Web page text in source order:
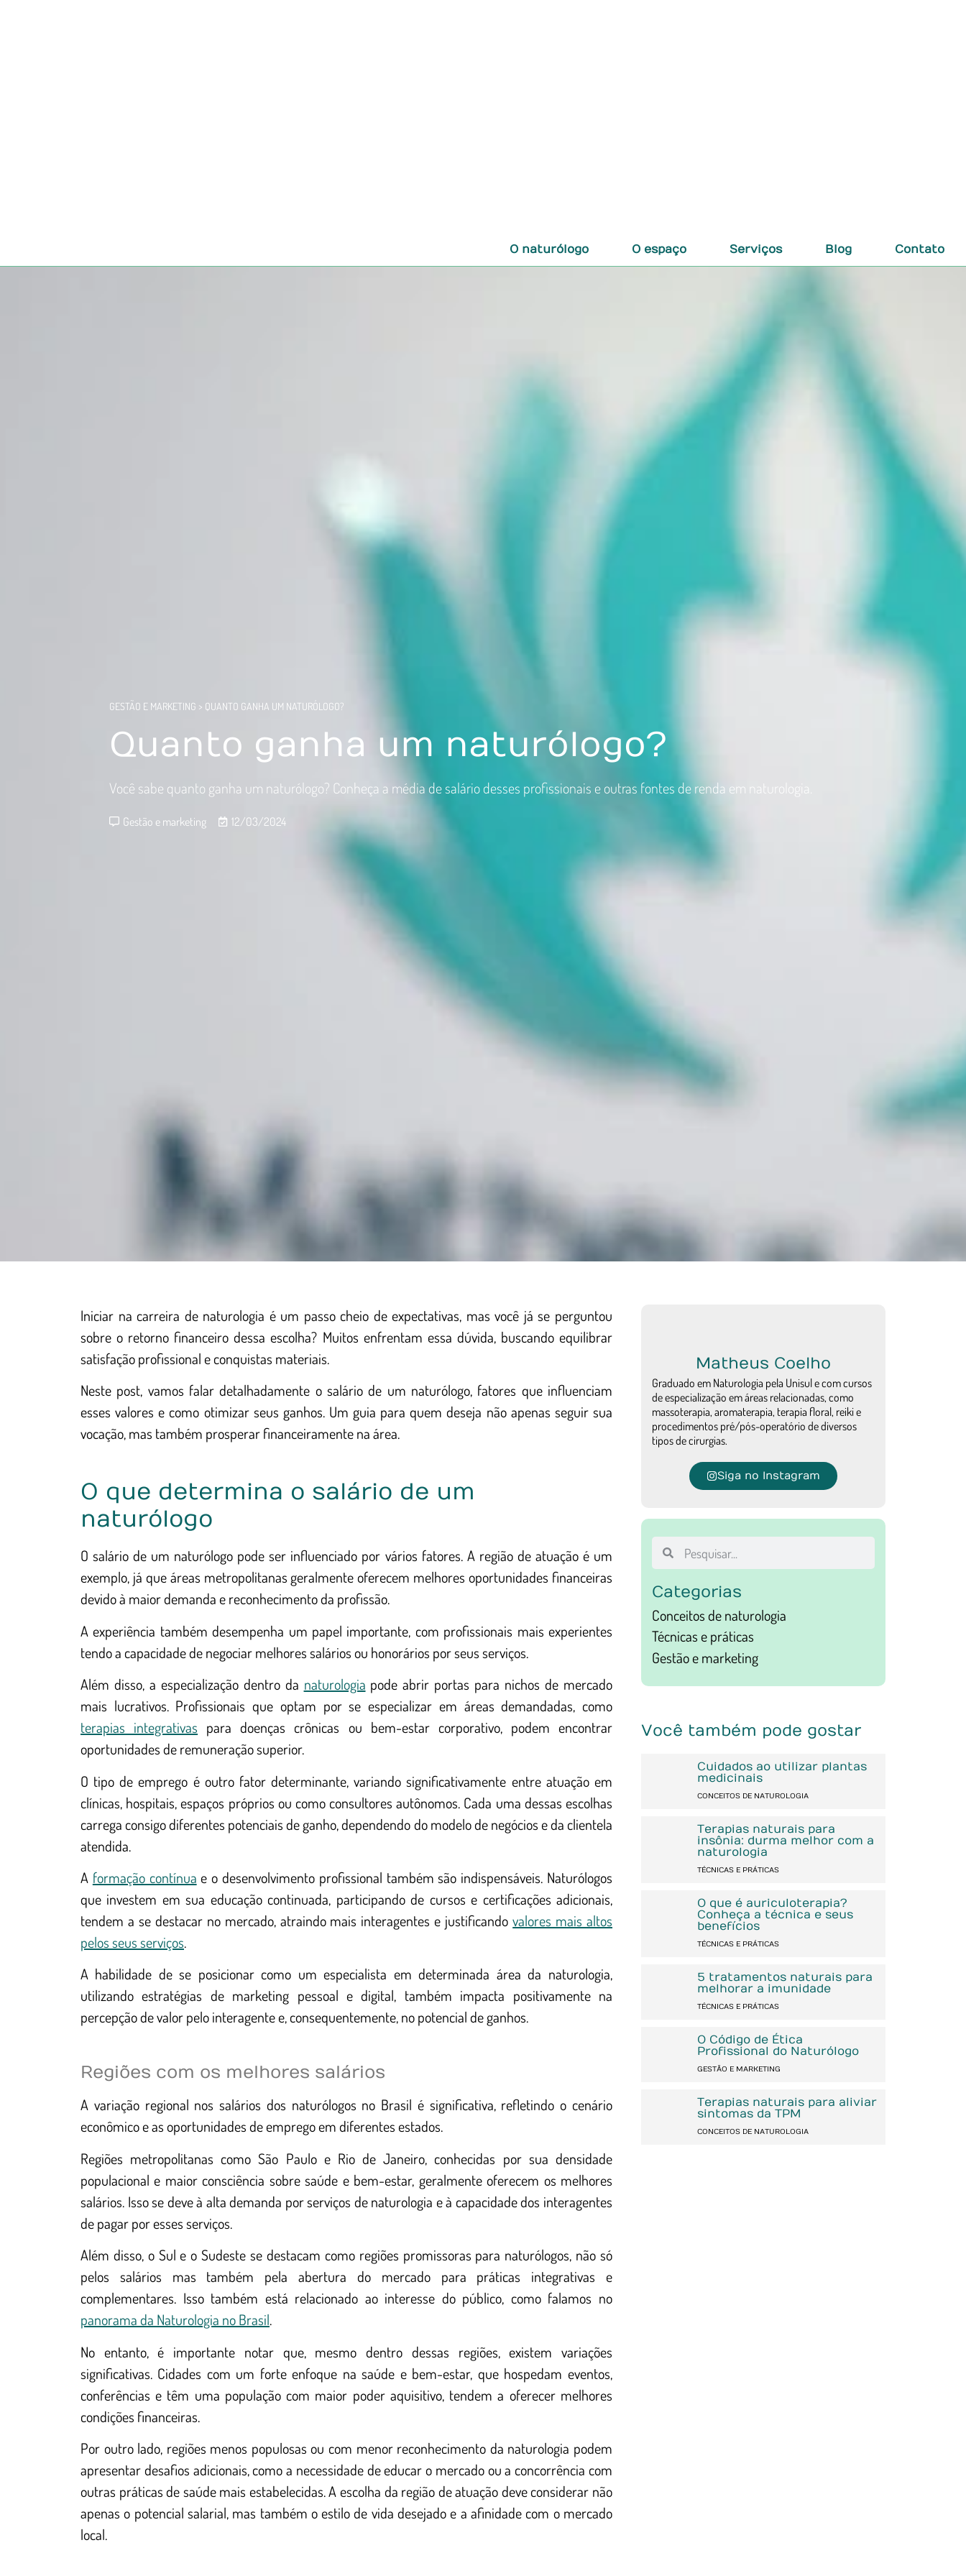
O naturólogo O espaço Serviços Blog Contato
GESTÃO E MARKETING > QUANTO GANHA UM NATURÓLOGO?
Quanto ganha um naturólogo?
Você sabe quanto ganha um naturólogo? Conheça a média de salário desses profissionais e outras fontes de renda em naturologia.
Gestão e marketing 12/03/2024
Iniciar na carreira de naturologia é um passo cheio de expectativas, mas você já se perguntou
sobre o retorno financeiro dessa escolha? Muitos enfrentam essa dúvida, buscando equilibrar
satisfação profissional e conquistas materiais.
Neste post, vamos falar detalhadamente o salário de um naturólogo, fatores que influenciam
esses valores e como otimizar seus ganhos. Um guia para quem deseja não apenas seguir sua
vocação, mas também prosperar financeiramente na área.
O que determina o salário de um
naturólogo
O salário de um naturólogo pode ser influenciado por vários fatores. A região de atuação é um
exemplo, já que áreas metropolitanas geralmente oferecem melhores oportunidades financeiras
devido à maior demanda e reconhecimento da profissão.
A experiência também desempenha um papel importante, com profissionais mais experientes
tendo a capacidade de negociar melhores salários ou honorários por seus serviços.
Além disso, a especialização dentro da naturologia pode abrir portas para nichos de mercado
mais lucrativos. Profissionais que optam por se especializar em áreas demandadas, como
terapias integrativas para doenças crônicas ou bem-estar corporativo, podem encontrar
oportunidades de remuneração superior.
O tipo de emprego é outro fator determinante, variando significativamente entre atuação em
clínicas, hospitais, espaços próprios ou como consultores autônomos. Cada uma dessas escolhas
carrega consigo diferentes potenciais de ganho, dependendo do modelo de negócios e da clientela
atendida.
A formação contínua e o desenvolvimento profissional também são indispensáveis. Naturólogos
que investem em sua educação continuada, participando de cursos e certificações adicionais,
tendem a se destacar no mercado, atraindo mais interagentes e justificandovalores mais altos
pelos seus serviços.
A habilidade de se posicionar como um especialista em determinada área da naturologia,
utilizando estratégias de marketing pessoal e digital, também impacta positivamente na
percepção de valor pelo interagente e, consequentemente, no potencial de ganhos.
Regiões com os melhores salários
A variação regional nos salários dos naturólogos no Brasil é significativa, refletindo o cenário
econômico e as oportunidades de emprego em diferentes estados.
Regiões metropolitanas como São Paulo e Rio de Janeiro, conhecidas por sua densidade
populacional e maior consciência sobre saúde e bem-estar, geralmente oferecem os melhores
salários. Isso se deve à alta demanda por serviços de naturologia e à capacidade dos interagentes
de pagar por esses serviços.
Além disso, o Sul e o Sudeste se destacam como regiões promissoras para naturólogos, não só
pelos salários mas também pela abertura do mercado para práticas integrativas e
complementares. Isso também está relacionado ao interesse do público, como falamos no
panorama da Naturologia no Brasil.
No entanto, é importante notar que, mesmo dentro dessas regiões, existem variações
significativas. Cidades com um forte enfoque na saúde e bem-estar, que hospedam eventos,
conferências e têm uma população com maior poder aquisitivo, tendem a oferecer melhores
condições financeiras.
Por outro lado, regiões menos populosas ou com menor reconhecimento da naturologia podem
apresentar desafios adicionais, como a necessidade de educar o mercado ou a concorrência com
outras práticas de saúde mais estabelecidas. A escolha da região de atuação deve considerar não
apenas o potencial salarial, mas também o estilo de vida desejado e a afinidade com o mercado
local.
Matheus Coelho
Graduado em Naturologia pela Unisul e com cursos
de especialização em áreas relacionadas, como
massoterapia, aromaterapia, terapia floral, reiki e
procedimentos pré/pós-operatório de diversos
tipos de cirurgias.
Siga no Instagram
Categorias
Conceitos de naturologia
Técnicas e práticas
Gestão e marketing
Você também pode gostar
Cuidados ao utilizar plantas
medicinais
CONCEITOS DE NATUROLOGIA
Terapias naturais para
insônia: durma melhor com a
naturologia
TÉCNICAS E PRÁTICAS
O que é auriculoterapia?
Conheça a técnica e seus
benefícios
TÉCNICAS E PRÁTICAS
5 tratamentos naturais para
melhorar a imunidade
TÉCNICAS E PRÁTICAS
O Código de Ética
Profissional do Naturólogo
GESTÃO E MARKETING
Terapias naturais para aliviar
sintomas da TPM
CONCEITOS DE NATUROLOGIA